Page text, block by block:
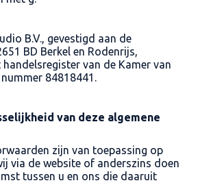
B.V., gevestigd aan de
BD Berkel en Rodenrijs,
handelsregister van de Kamer van
84818441.
van deze algemene
zijn van toepassing op
via de website of anderszins doen
tussen u en ons die daaruit